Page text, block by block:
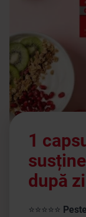
1
după zi
⭐⭐⭐⭐⭐